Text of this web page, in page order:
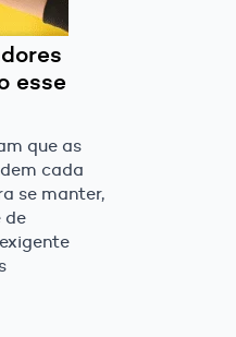
esse
que as
cada
se manter,
de